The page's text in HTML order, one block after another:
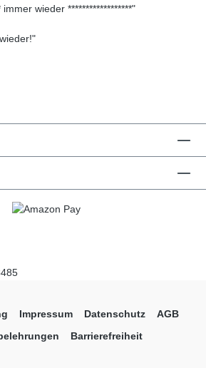
immer wieder ******************"
Impressum Datenschutz
AGB
Barrierefreiheit